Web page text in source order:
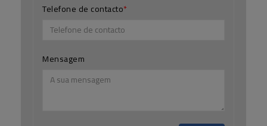
Telefone de contacto
Mensagem